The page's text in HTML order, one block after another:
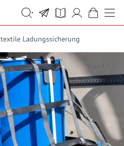
Suche
Suche
textile Ladungssicherung